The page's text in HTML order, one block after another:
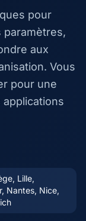
pour
paramètres,
aux
Vous
pour une
Lille,
Nantes, Nice,